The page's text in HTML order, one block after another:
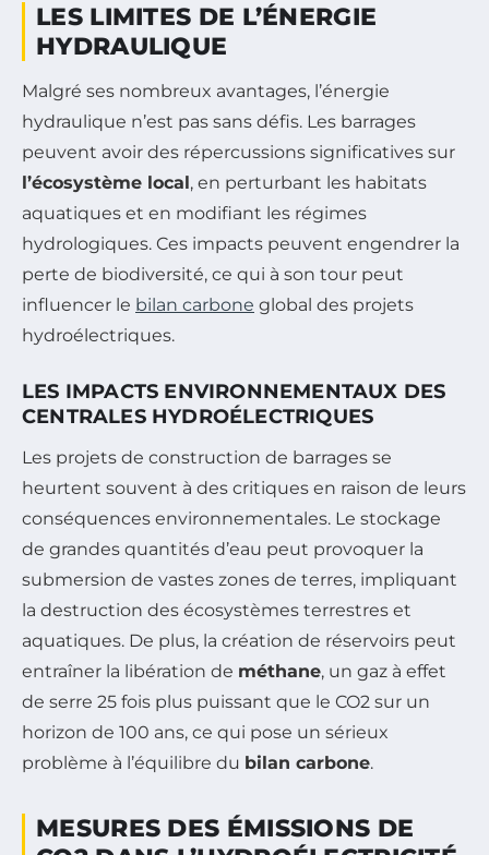
LES LIMITES DE L’ÉNERGIE
HYDRAULIQUE
Malgré ses nombreux avantages, l’énergie
hydraulique n’est pas sans défis. Les barrages
peuvent avoir des répercussions significatives sur
l’écosystème local, en perturbant les habitats
aquatiques et en modifiant les régimes
hydrologiques. Ces impacts peuvent engendrer la
perte de biodiversité, ce qui à son tour peut
influencer le bilan carbone global des projets
hydroélectriques.
LES IMPACTS ENVIRONNEMENTAUX DES
CENTRALES HYDROÉLECTRIQUES
Les projets de construction de barrages se
heurtent souvent à des critiques en raison de leurs
conséquences environnementales. Le stockage
de grandes quantités d’eau peut provoquer la
submersion de vastes zones de terres, impliquant
la destruction des écosystèmes terrestres et
aquatiques. De plus, la création de réservoirs peut
entraîner la libération de méthane, un gaz à effet
de serre 25 fois plus puissant que le CO2 sur un
horizon de 100 ans, ce qui pose un sérieux
problème à l’équilibre du bilan carbone.
MESURES DES ÉMISSIONS DE